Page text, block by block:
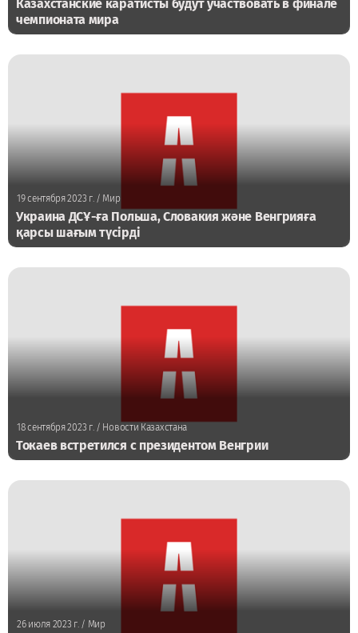
Казахстанские каратисты будут участвовать в финале
чемпионата мира
19 сентября 2023 г./ Мир
Украина ДСҰ-ға Польша, Словакия және Венгрияға
қарсы шағым түсірді
18 сентября 2023 г./ Новости Казахстана
Токаев встретился с президентом Венгрии
26 июля 2023 г. / Мир